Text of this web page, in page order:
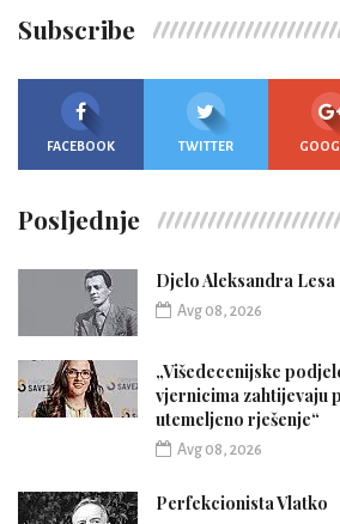
Subscribe
FACEBOOK TWITTER
Posljednje
Djelo Aleksandra
Avg 08, 2026
„Višedecenijske
vjernicima zahtijevaju
utemeljeno rješenje“
Avg 08, 2026
Perfekcionista Vlatko